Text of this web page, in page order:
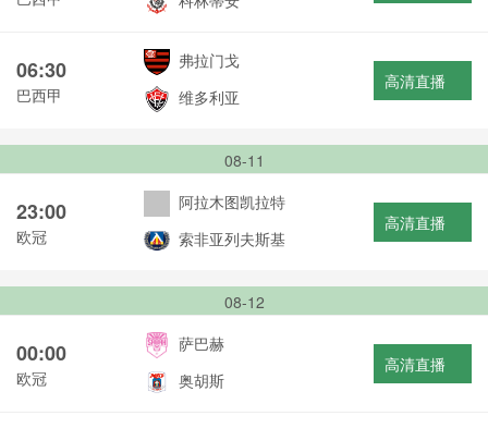
06:30
巴西甲
弗拉门戈
维多利亚
高清直播
08-11
23:00
欧冠
阿拉木图凯拉特
索非亚列夫斯基
高清直播
08-12
00:00
欧冠
萨巴赫
奥胡斯
高清直播